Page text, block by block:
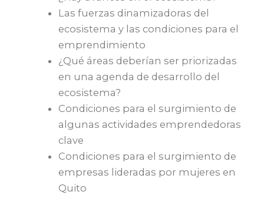
Las fuerzas dinamizadoras del
ecosistema y las condiciones para el
emprendimiento
¿Qué áreas deberían ser priorizadas
en una agenda de desarrollo del
ecosistema?
Condiciones para el surgimiento de
algunas actividades emprendedoras
clave
Condiciones para el surgimiento de
empresas lideradas por mujeres en
Quito